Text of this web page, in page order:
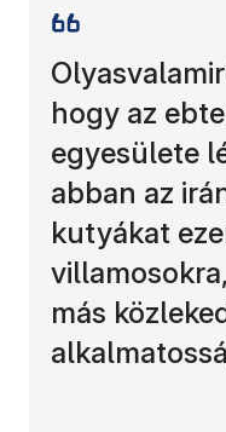
hogy az
egyesülete
abban az
kutyákat
más